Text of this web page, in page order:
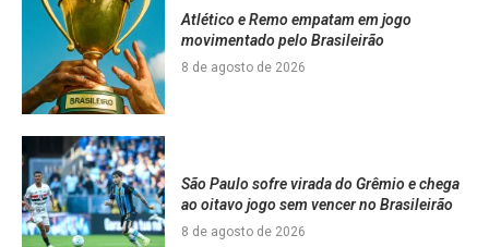
Atlético e Remo empatam em jogo
movimentado pelo Brasileirão
8 de agosto de 2026
São Paulo sofre virada do Grêmio e chega
ao oitavo jogo sem vencer no Brasileirão
8 de agosto de 2026